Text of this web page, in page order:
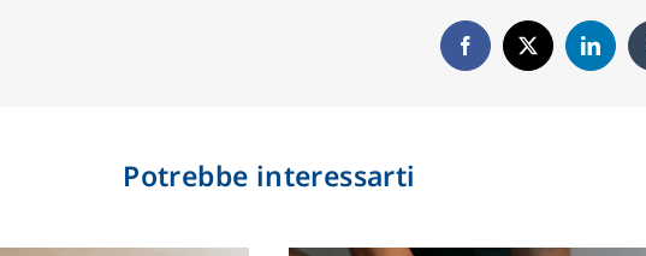
Potrebbe interessarti